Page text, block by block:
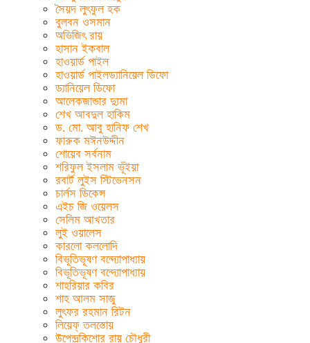
সৈয়দ লুৎফুল হক
বুলবন ওসমান
অভিজিৎ রায়
হাসান ইকবাল
হাওয়ার্ড পাইল
হাওয়ার্ড পাইলড্যানিয়েল ডিফো
ড্যানিয়েল ডিফো
আলেকজান্ডার দ্যুমা
শেখ আবদুল হাকিম
ড. মো. আবু হানিফ শেখ
ফারুক মঈনউদ্দীন
শোয়েব সর্বনাম
শরিফুল ইসলাম ভূঁইয়া
রবার্ট লুইস স্টিভেনসন
চার্লস ডিকেন্স
এইচ জি ওয়েলস
সেলিম আখতার
লুই ওয়ালেস
কারলো কললোদি
বিভূতিভূষণ বন্দ্যোপাধ্যায়
বিভূতিভূষণ বন্দ্যোপাধ্যায়
শাহরিয়ার কবির
শাহ আলম সাজু
লুৎফর রহমান রিটন
লিয়েফ্ তলস্তোয়
উপেন্দ্রকিশোর রায় চৌধুরী